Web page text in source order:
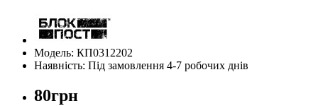
Модель: КП0312202
Наявність: Під замовлення 4-7 робочих днів
80грн